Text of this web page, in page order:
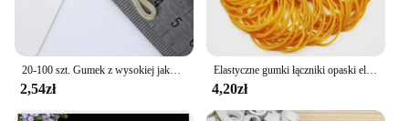
20-100 szt. Gumek z wysokiej jakości lateks pierścieniami opaski gumowe naturalnego lateksu do domu w biurze
2,54zł
Elastyczne gumki łączniki opaski elastyczne używane do biura szkolne artykuły biurowe rozciągliwe wytrzymałe gumowe gumki
4,20zł